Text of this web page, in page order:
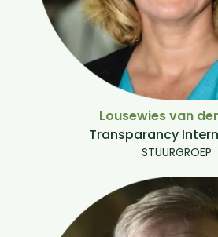
Lousewies van
Transparancy
STUURGROEP